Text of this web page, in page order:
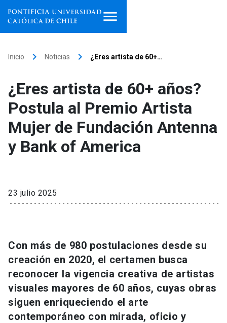
Facultades, escuelas e
institutos
Investigación
Información para keyboard_arrow_down
Futuros estudiantes
Estudiantes
Go to english site launch
ACCESOS DIRECTOS
Inicio keyboard_arrow_right Noticias keyboard_arrow_right ¿Eres artista de 60+…
¿Eres artista de 60+ años?
Postula al Premio Artista
Mujer de Fundación Antenna
y Bank of America
23 julio 2025
Con más de 980 postulaciones desde su
creación en 2020, el certamen busca
reconocer la vigencia creativa de artistas
visuales mayores de 60 años, cuyas obras
siguen enriqueciendo el arte
contemporáneo con mirada, oficio y